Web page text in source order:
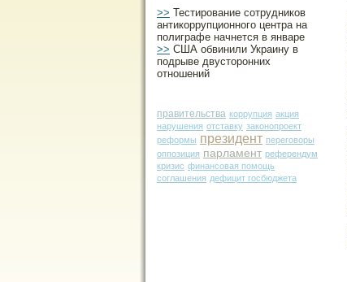
>> Тестирование сотрудников
антикоррупционного центра на
полиграфе начнется в январе
>> США обвинили Украину в
подрыве двусторонних
отношений
правительства коррупция акция
нарушения отставку законопроект
реформы президент переговоры
оппозиция парламент референдум
кризис финансовая помощь
соглашения дефицит госбюджета